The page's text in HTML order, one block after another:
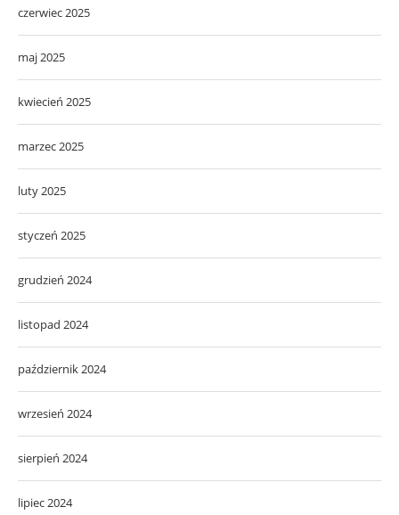
czerwiec 2025
maj 2025
kwiecień 2025
marzec 2025
luty 2025
styczeń 2025
grudzień 2024
listopad 2024
październik 2024
wrzesień 2024
sierpień 2024
lipiec 2024